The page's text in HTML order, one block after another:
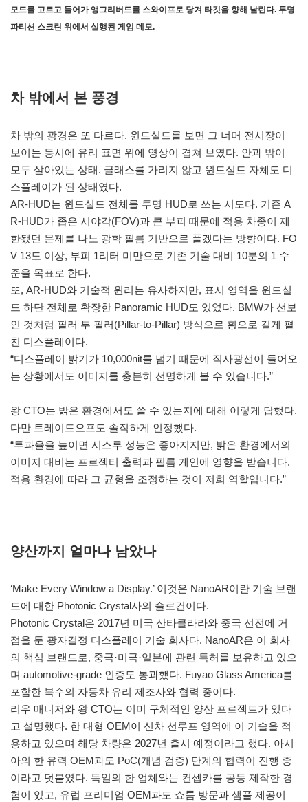
모드를 고르고 들어가 앵그리버드를 스와이프로 당겨 타깃을 향해 날린다. 투명
파티션 스크린 위에서 실행된 게임 데모.
차 밖에서 본 풍경
차 밖의 광경은 또 다르다. 윈드실드를 보면 그 너머 전시장이
보이는 동시에 유리 표면 위에 영상이 겹쳐 보였다. 안과 밖이
모두 살아있는 상태. 글래스를 가리지 않고 윈드실드 자체도 디
스플레이가 된 상태였다.
AR-HUD는 윈드실드 전체를 투명 HUD로 쓰는 시도다. 기존 A
R-HUD가 좁은 시야각(FOV)과 큰 부피 때문에 적용 차종이 제
한됐던 문제를 나노 광학 필름 기반으로 풀겠다는 방향이다. FO
V 13도 이상, 부피 1리터 미만으로 기존 기술 대비 10분의 1 수
준을 목표로 한다.
또, AR-HUD와 기술적 원리는 유사하지만, 표시 영역을 윈드실
드 하단 전체로 확장한 Panoramic HUD도 있었다. BMW가 선보
인 것처럼 필러 투 필러(Pillar-to-Pillar) 방식으로 횡으로 길게 펼
친 디스플레이다.
“디스플레이 밝기가 10,000nit를 넘기 때문에 직사광선이 들어오
는 상황에서도 이미지를 충분히 선명하게 볼 수 있습니다.”
왕 CTO는 밝은 환경에서도 쓸 수 있는지에 대해 이렇게 답했다.
다만 트레이드오프도 솔직하게 인정했다.
“투과율을 높이면 시스루 성능은 좋아지지만, 밝은 환경에서의
이미지 대비는 프로젝터 출력과 필름 게인에 영향을 받습니다.
적용 환경에 따라 그 균형을 조정하는 것이 저희 역할입니다.”
양산까지 얼마나 남았나
‘Make Every Window a Display.’ 이것은 NanoAR이란 기술 브랜
드에 대한 Photonic Crystal사의 슬로건이다.
Photonic Crystal은 2017년 미국 산타클라라와 중국 선전에 거
점을 둔 광자결정 디스플레이 기술 회사다. NanoAR은 이 회사
의 핵심 브랜드로, 중국·미국·일본에 관련 특허를 보유하고 있으
며 automotive-grade 인증도 통과했다. Fuyao Glass America를
포함한 복수의 자동차 유리 제조사와 협력 중이다.
리우 매니저와 왕 CTO는 이미 구체적인 양산 프로젝트가 있다
고 설명했다. 한 대형 OEM이 신차 선루프 영역에 이 기술을 적
용하고 있으며 해당 차량은 2027년 출시 예정이라고 했다. 아시
아의 한 유력 OEM과도 PoC(개념 검증) 단계의 협력이 진행 중
이라고 덧붙였다. 독일의 한 업체와는 컨셉카를 공동 제작한 경
험이 있고, 유럽 프리미엄 OEM과도 쇼룸 방문과 샘플 제공이